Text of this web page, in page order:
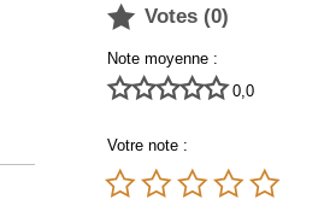
 Votes (0)
Note moyenne :
 0,0
Votre note :
